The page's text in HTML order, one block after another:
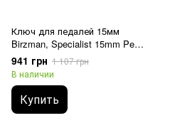
Ключ для педалей 15мм
Birzman, Specialist 15mm Pedal
Wrench
941 грн 1 107 грн
В наличии
Купить